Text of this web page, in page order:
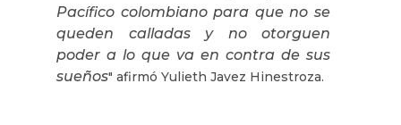
Pacífico colombiano para que no se
queden calladas y no otorguen
poder a lo que va en contra de sus
sueños" afirmó Yulieth Javez Hinestroza.